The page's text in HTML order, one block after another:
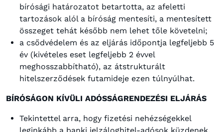
bírósági határozatot betartotta, az afeletti
tartozások alól a bíróság mentesíti, a mentesített
összeget tehát később nem lehet tőle követelni;
a csődvédelem és az eljárás időpontja legfeljebb 5
év (kivételes eset legfeljebb 2 évvel
meghosszabbítható), az átstrukturált
hitelszerződések futamideje ezen túlnyúlhat.
BÍRÓSÁGON KÍVÜLI ADÓSSÁGRENDEZÉSI ELJÁRÁS
Tekintettel arra, hogy fizetési nehézségekkel